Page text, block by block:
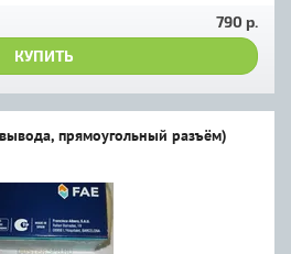
790 р.
КУПИТЬ
прямоугольный разъём)